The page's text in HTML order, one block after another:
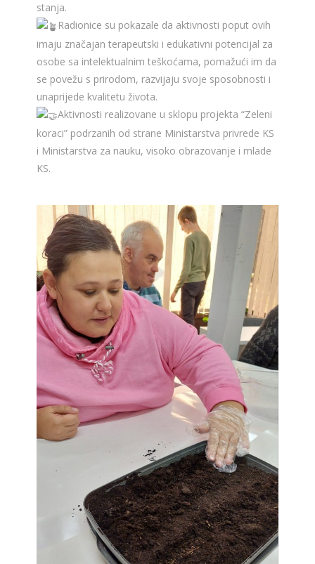
stanja.
Radionice su pokazale da aktivnosti poput ovih
imaju značajan terapeutski i edukativni potencijal za
osobe sa intelektualnim teškoćama, pomažući im da
se povežu s prirodom, razvijaju svoje sposobnosti i
unaprijede kvalitetu života.
Aktivnosti realizovane u sklopu projekta “Zeleni
koraci” podrzanih od strane Ministarstva privrede KS
i Ministarstva za nauku, visoko obrazovanje i mlade
KS.